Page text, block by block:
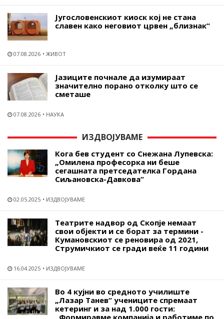
Југословенскиот киоск кој не стана
славен како неговиот црвен „близнак“
07.08.2026 ЖИВОТ
Јазиците почнале да изумираат
значително порано отколку што се
сметаше
07.08.2026 НАУКА
ИЗДВОЈУВАМЕ
Кога бев студент со Снежана Лупевска:
„Омилена професорка ни беше
сегашната претседателка Гордана
Сиљановска-Давкова“
02.05.2025 ИЗДВОЈУВАМЕ
Театрите надвор од Скопје немаат
свои објекти и се борат за термини -
Кумановскиот се реновира од 2021,
Струмичкиот се гради веќе 11 години
16.04.2025 ИЗДВОЈУВАМЕ
Во 4 кујни во средното училиште
„Лазар Танев“ учениците спремаат
кетеринг и за над 1.000 гости:
„Формиравме компанија и работиме по